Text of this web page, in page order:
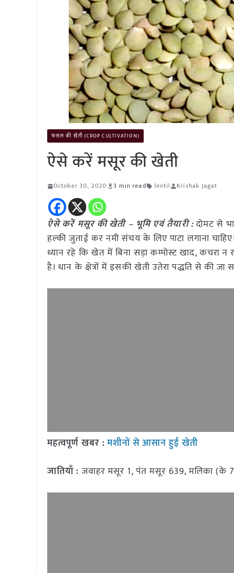
फसल की खेती (CROP CULTIVATION)
ऐसे करें मसूर की खेती
October 30, 2020 3 min read lentil Krishak Jagat
ऐसे करें मसूर की खेती – भूमि एवं तैयारी :दोमट से
हल्की जुताई कर नमी संचय के लिए पाटा लगाना
ध्यान रहे कि खेत में बिना सड़ा कम्पोस्ट खाद, कचरा
है। धान के क्षेत्रों में इसकी खेती उतेरा पद्धति से की
महत्वपूर्ण खबर :मशीनों से आसान हुई खेती
जातियाँ : जवाहर मसूर 1, पंत मसूर 639, मलिका (के